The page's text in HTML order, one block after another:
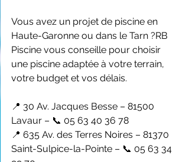
Vous avez un projet de piscine en
Haute-Garonne ou dans le Tarn ?RB
Piscine vous conseille pour choisir
une piscine adaptée à votre terrain,
votre budget et vos délais.
📍 30 Av. Jacques Besse – 81500
Lavaur – 📞 05 63 40 36 78
📍 635 Av. des Terres Noires – 81370
Saint-Sulpice-la-Pointe – 📞 05 63 34